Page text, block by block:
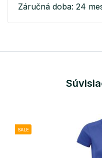
Záručná doba: 24
SALE